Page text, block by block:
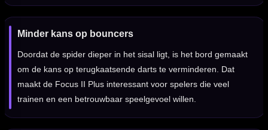
Minder kans op bouncers
Doordat de spider dieper in het sisal ligt, is het bord gemaakt
om de kans op terugkaatsende darts te verminderen. Dat
maakt de Focus II Plus interessant voor spelers die veel
trainen en een betrouwbaar speelgevoel willen.